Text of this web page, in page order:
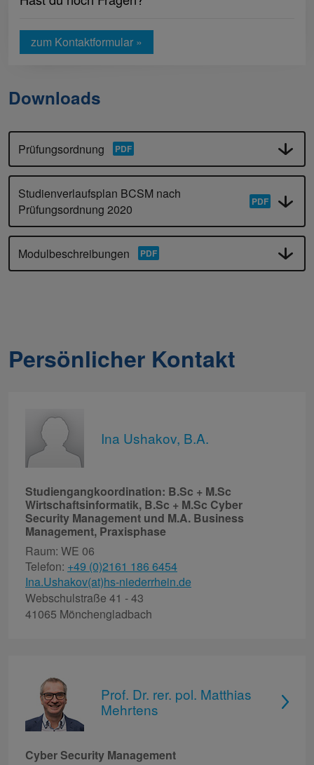
zum Kontaktformular »
Downloads
Prüfungsordnung
Studienverlaufsplan BCSM nach
Prüfungsordnung 2020
Modulbeschreibungen
Persönlicher Kontakt
Ina Ushakov, B.A.
Studiengangkoordination: B.Sc + M.Sc
Wirtschaftsinformatik, B.Sc + M.Sc Cyber
Security Management und M.A. Business
Management, Praxisphase
Raum: WE 06
Telefon: +49 (0)2161 186 6454
Ina.Ushakov(at)hs-niederrhein.de
Webschulstraße 41 - 43
41065 Mönchengladbach
Prof. Dr. rer. pol. Matthias
Mehrtens
Cyber Security Management